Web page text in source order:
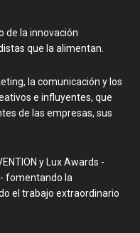
de la innovación
que la alimentan.
la comunicación y los
e influyentes, que
de las empresas, sus
y Lux Awards -
fomentando la
el trabajo extraordinario